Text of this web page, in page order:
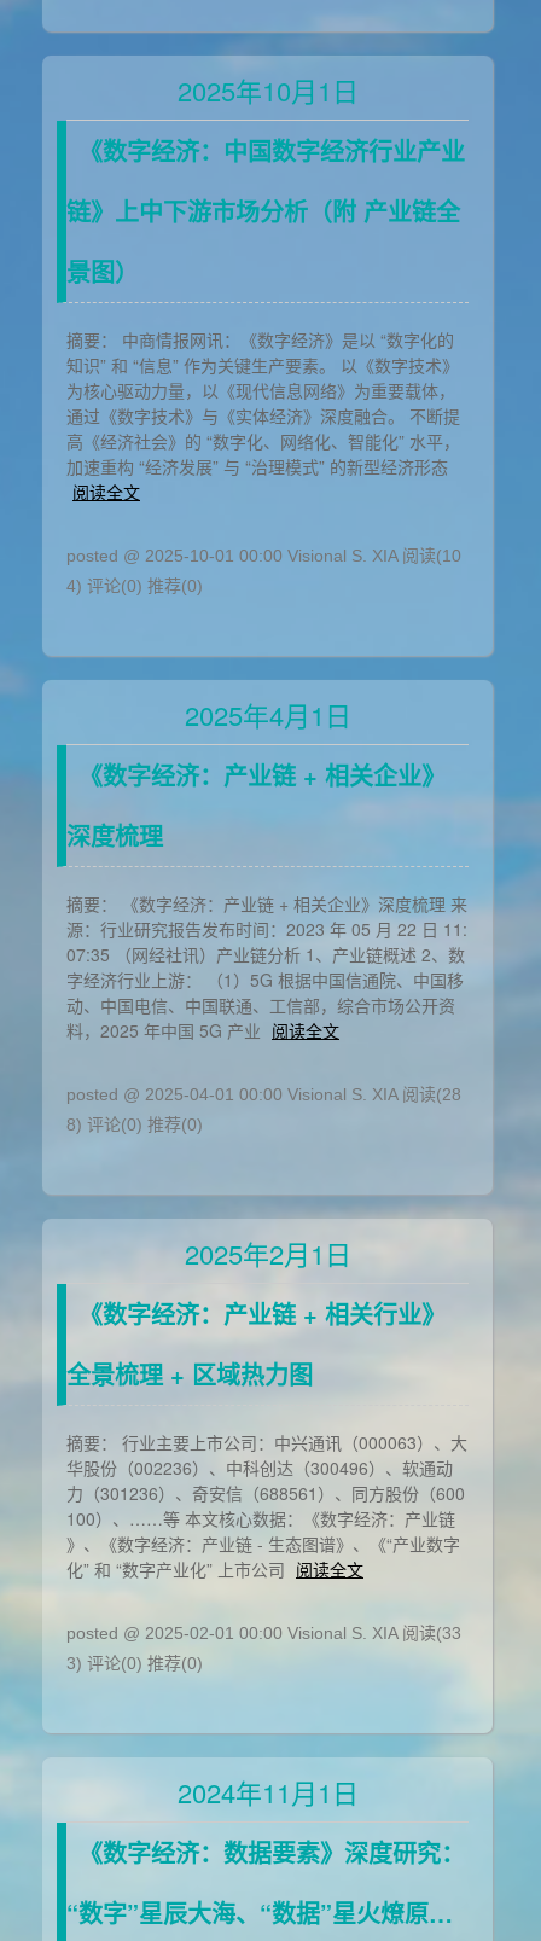
2025年10月1日
《数字经济：中国数字经济行业产业
链》上中下游市场分析（附 产业链全
景图）
摘要： 中商情报网讯：《数字经济》是以 “数字化的
知识” 和 “信息” 作为关键生产要素。 以《数字技术》
为核心驱动力量，以《现代信息网络》为重要载体，
通过《数字技术》与《实体经济》深度融合。 不断提
高《经济社会》的 “数字化、网络化、智能化” 水平，
加速重构 “经济发展” 与 “治理模式” 的新型经济形态
阅读全文
posted @ 2025-10-01 00:00 Visional S. XIA 阅读(10
4) 评论(0) 推荐(0)
2025年4月1日
《数字经济：产业链 + 相关企业》
深度梳理
摘要： 《数字经济：产业链 + 相关企业》深度梳理 来
源：行业研究报告发布时间：2023 年 05 月 22 日 11:
07:35 （网经社讯）产业链分析 1、产业链概述 2、数
字经济行业上游： （1）5G 根据中国信通院、中国移
动、中国电信、中国联通、工信部，综合市场公开资
料，2025 年中国 5G 产业 阅读全文
posted @ 2025-04-01 00:00 Visional S. XIA 阅读(28
8) 评论(0) 推荐(0)
2025年2月1日
《数字经济：产业链 + 相关行业》
全景梳理 + 区域热力图
摘要： 行业主要上市公司：中兴通讯（000063）、大
华股份（002236）、中科创达（300496）、软通动
力（301236）、奇安信（688561）、同方股份（600
100）、……等 本文核心数据：《数字经济：产业链
》、《数字经济：产业链 - 生态图谱》、《“产业数字
化” 和 “数字产业化” 上市公司 阅读全文
posted @ 2025-02-01 00:00 Visional S. XIA 阅读(33
3) 评论(0) 推荐(0)
2024年11月1日
《数字经济：数据要素》深度研究：
“数字”星辰大海、“数据”星火燎原…